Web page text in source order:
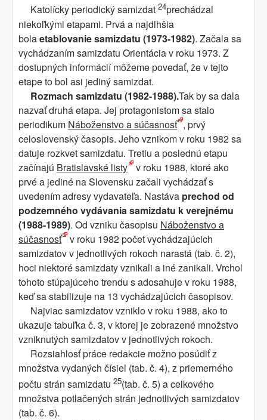
Katolícky periodický samizdat 24prechádzal
niekoľkými etapami. Prvá a najdlhšia
bolaetablovanie samizdatu (1973-1982). Začala sa
vychádzaním samizdatu Orientácia v roku 1973. Z
dostupných informácií môžeme povedať, že v tejto
etape to bol asi jediný samizdat.
Rozmach samizdatu (1982-1988).Tak by sa dala
nazvať druhá etapa. Jej protagonistom sa stalo
periodikum Náboženstvo a súčasnosť , prvý
celoslovenský časopis. Jeho vznikom v roku 1982 sa
datuje rozkvet samizdatu. Tretiu a poslednú etapu
začínajú Bratislavské listy
v roku 1988, ktoré ako
prvé a jediné na Slovensku začali vychádzať s
uvedením adresy vydavateľa. Nastáva prechod od
podzemného vydávania samizdatu k verejnému
(1988-1989). Od vzniku časopisu Náboženstvo a
súčasnosť
v roku 1982 počet vychádzajúcich
samizdatov v jednotlivých rokoch narastá (tab. č. 2),
hoci niektoré samizdaty vznikali a iné zanikali. Vrchol
tohoto stúpajúceho trendu s adosahuje v roku 1988,
keď sa stabilizuje na 13 vychádzajúcich časopisov.
Najviac samizdatov vzniklo v roku 1988, ako to
ukazuje tabuľka č. 3, v ktorej je zobrazené množstvo
vzniknutých samizdatov v jednotlivých rokoch.
Rozsiahlosť práce redakcie možno posúdiť z
množstva vydaných čísiel (tab. č. 4), z priemerného
počtu strán samizdatu 25(tab. č. 5) a celkového
množstva potlačených strán jednotlivých samizdatov
(tab. č. 6).